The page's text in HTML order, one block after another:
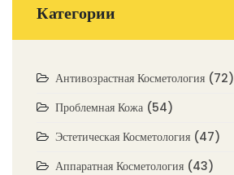
Категории
Антивозрастная Косметология (72)
Проблемная Кожа (54)
Эстетическая Косметология (47)
Аппаратная Косметология (43)